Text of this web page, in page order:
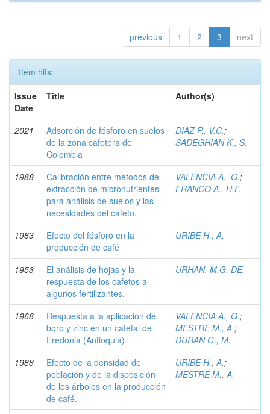
previous 1 2 3 next
Item hits:
Issue
Date
Title Author(s)
2021
Adsorción de fósforo en suelos
de la zona cafetera de
Colombia
DIAZ P., V.C.;
SADEGHIAN K., S.
1988
Calibración entre métodos de
extracción de micronutrientes
para análisis de suelos y las
necesidades del cafeto.
VALENCIA A., G.;
FRANCO A., H.F.
1983
Efecto del fósforo en la
producción de café
URIBE H., A.
1953
El análisis de hojas y la
respuesta de los cafetos a
algunos fertilizantes.
URHAN, M.G. DE.
1968
Respuesta a la aplicación de
boro y zinc en un cafetal de
Fredonia (Antioquia)
VALENCIA A., G.;
MESTRE M., A.;
DURAN G., M.
1988
Efecto de la densidad de
población y de la disposición
de los árboles en la producción
de café.
URIBE H., A.;
MESTRE M., A.